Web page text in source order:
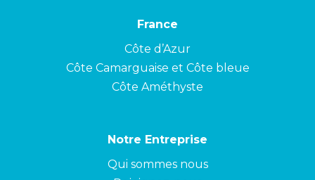
France
Côte d’Azur
Côte Camarguaise et Côte bleue
Côte Améthyste
Notre Entreprise
Qui sommes nous